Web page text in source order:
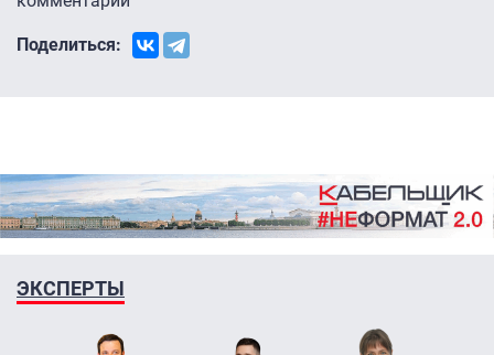
Поделиться:
ЭКСПЕРТЫ